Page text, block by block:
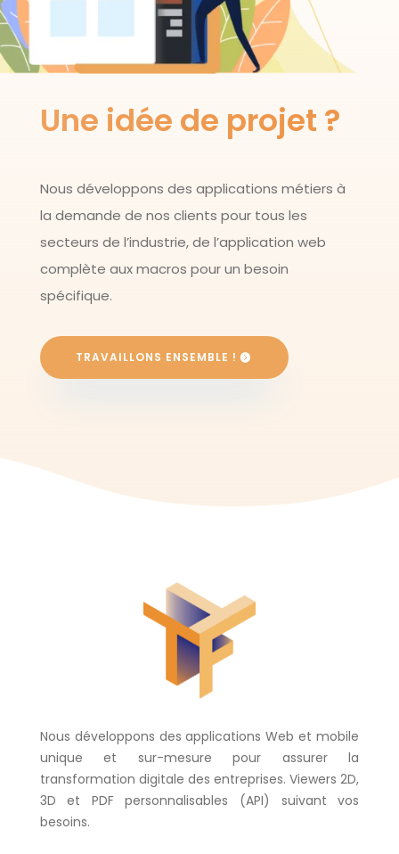
Une idée de projet ?
Nous développons des applications métiers à
la demande de nos clients pour tous les
secteurs de l’industrie, de l’application web
complète aux macros pour un besoin
spécifique.
TRAVAILLONS ENSEMBLE !
Nous développons des applications Web et mobile
unique et sur-mesure pour assurer la
transformation digitale des entreprises. Viewers 2D,
3D et PDF personnalisables (API) suivant vos
besoins.